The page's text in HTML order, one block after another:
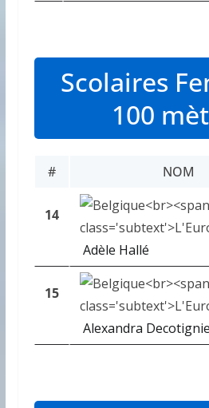
Scolaires
100
# NOM
14
Adèle Hallé
15
Alexandra